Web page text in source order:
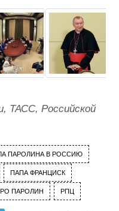
ТАСС, Российской
ПАРОЛИНА В РОССИЮ
ПАПА ФРАНЦИСК
ПАРОЛИН РПЦ